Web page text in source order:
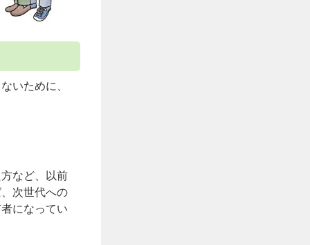
いために、
など、以前
次世代への
になってい